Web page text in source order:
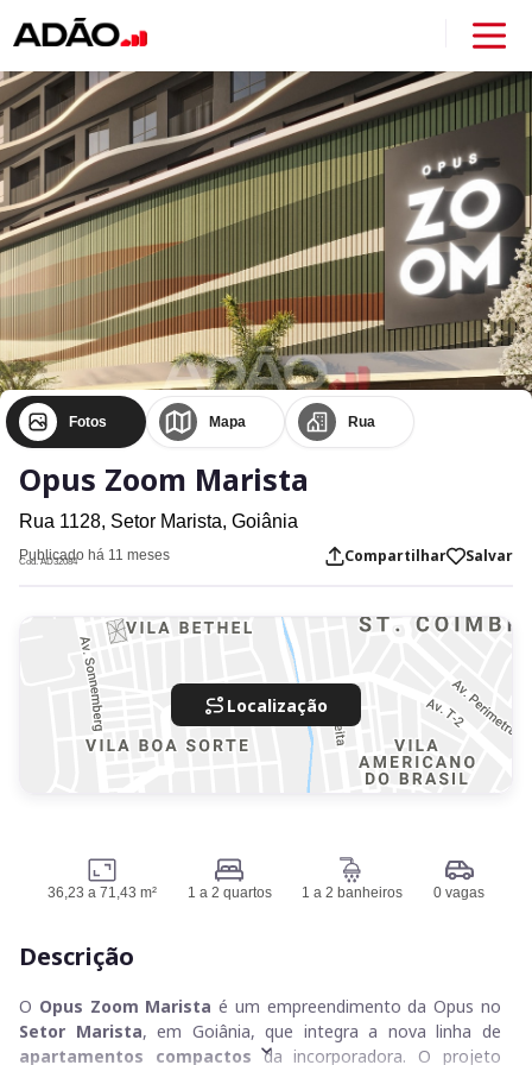
Fotos Mapa Rua
Opus Zoom Marista
Rua 1128, Setor Marista, Goiânia
Publicado há 11 meses
Cod. AD32084 Compartilhar Salvar
Localização
36,23 a 71,43 m² 1 a 2 quartos 1 a 2 banheiros 0 vagas
Descrição
O Opus Zoom Marista é um empreendimento da Opus no
Setor Marista, em Goiânia, que integra a nova linha de
apartamentos compactosda incorporadora. O projeto